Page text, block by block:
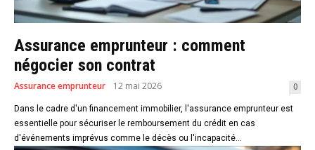
Assurance emprunteur : comment
négocier son contrat
Assurance emprunteur 12 mai 2026 0
Dans le cadre d'un financement immobilier, l'assurance emprunteur est
essentielle pour sécuriser le remboursement du crédit en cas
d'événements imprévus comme le décès ou l'incapacité...